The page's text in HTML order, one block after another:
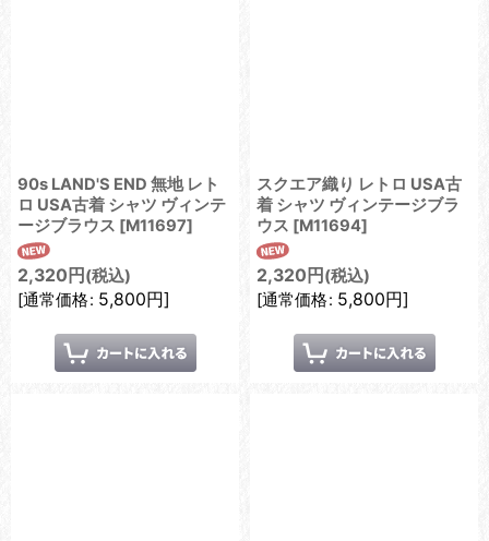
90s LAND'S END 無地 レト
ロ USA古着 シャツ ヴィンテ
ージブラウス [M11697]
2,320 円 (税込)
[通常価格: 5,800円]
スクエア織り レトロ USA古
着 シャツ ヴィンテージブラ
ウス [M11694]
2,320 円 (税込)
[通常価格: 5,800円]